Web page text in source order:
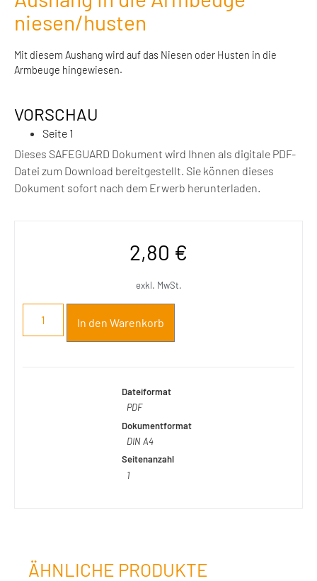
niesen/husten
Mit diesem Aushang wird auf das Niesen oder Husten in die
Armbeuge hingewiesen.
VORSCHAU
Seite 1
Dieses SAFEGUARD Dokument wird Ihnen als digitale PDF-
Datei zum Download bereitgestellt. Sie können dieses
Dokument sofort nach dem Erwerb herunterladen.
2,80 €
exkl. MwSt.
In den Warenkorb
Dateiformat
PDF
Dokumentformat
DIN A4
Seitenanzahl
1
ÄHNLICHE PRODUKTE